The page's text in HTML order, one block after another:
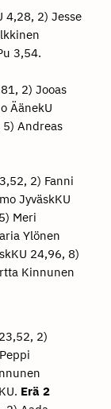
4,28, 2) Jesse
3,54.
2) Jooas
ÄänekU
5) Andreas
2) Fanni
JyväskKU
Meri
Ylönen
24,96, 8)
Kinnunen
2)
Erä 2